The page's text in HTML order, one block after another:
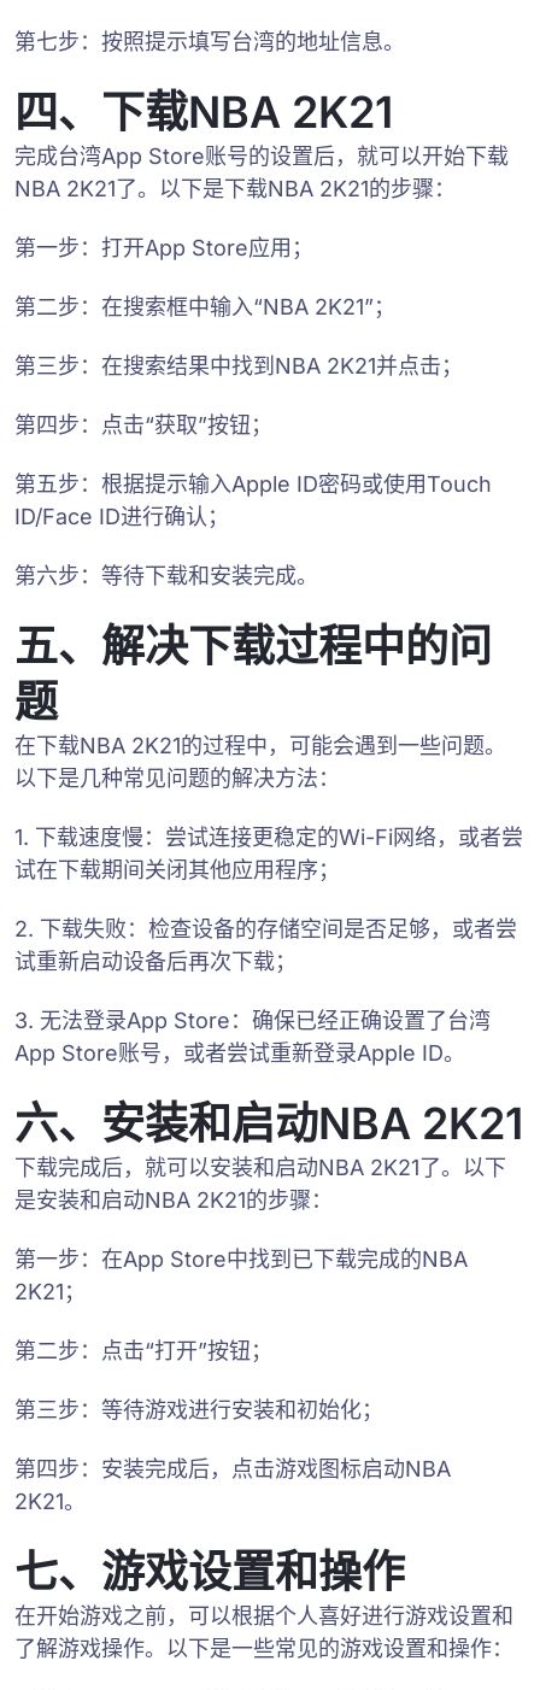
第七步：按照提示填写台湾的地址信息。
四、下载NBA 2K21
完成台湾App Store账号的设置后，就可以开始下载
NBA 2K21了。以下是下载NBA 2K21的步骤：
第一步：打开App Store应用；
第二步：在搜索框中输入“NBA 2K21”；
第三步：在搜索结果中找到NBA 2K21并点击；
第四步：点击“获取”按钮；
第五步：根据提示输入Apple ID密码或使用Touch
ID/Face ID进行确认；
第六步：等待下载和安装完成。
五、解决下载过程中的问
题
在下载NBA 2K21的过程中，可能会遇到一些问题。
以下是几种常见问题的解决方法：
1. 下载速度慢：尝试连接更稳定的Wi-Fi网络，或者尝
试在下载期间关闭其他应用程序；
2. 下载失败：检查设备的存储空间是否足够，或者尝
试重新启动设备后再次下载；
3. 无法登录App Store：确保已经正确设置了台湾
App Store账号，或者尝试重新登录Apple ID。
六、安装和启动NBA 2K21
下载完成后，就可以安装和启动NBA 2K21了。以下
是安装和启动NBA 2K21的步骤：
第一步：在App Store中找到已下载完成的NBA
2K21；
第二步：点击“打开”按钮；
第三步：等待游戏进行安装和初始化；
第四步：安装完成后，点击游戏图标启动NBA
2K21。
七、游戏设置和操作
在开始游戏之前，可以根据个人喜好进行游戏设置和
了解游戏操作。以下是一些常见的游戏设置和操作：